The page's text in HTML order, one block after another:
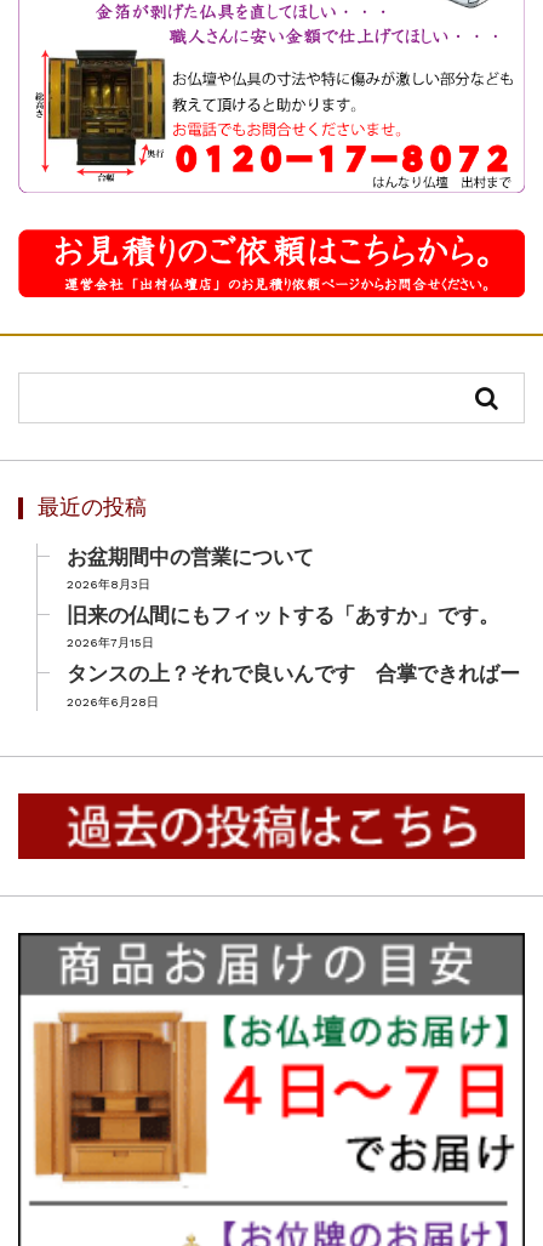
最近の投稿
お盆期間中の営業について
2026年8月3日
旧来の仏間にもフィットする「あすか」です。
2026年7月15日
タンスの上？それで良いんです 合掌できればー
2026年6月28日